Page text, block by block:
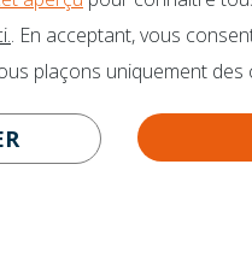
. En acceptant, vous
plaçons uniquement
DES QUESTIONS?